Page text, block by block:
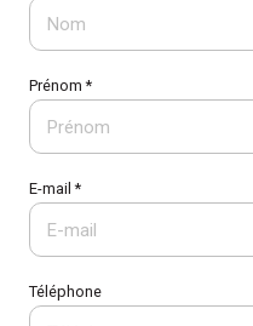
Prénom *
E-mail *
Téléphone